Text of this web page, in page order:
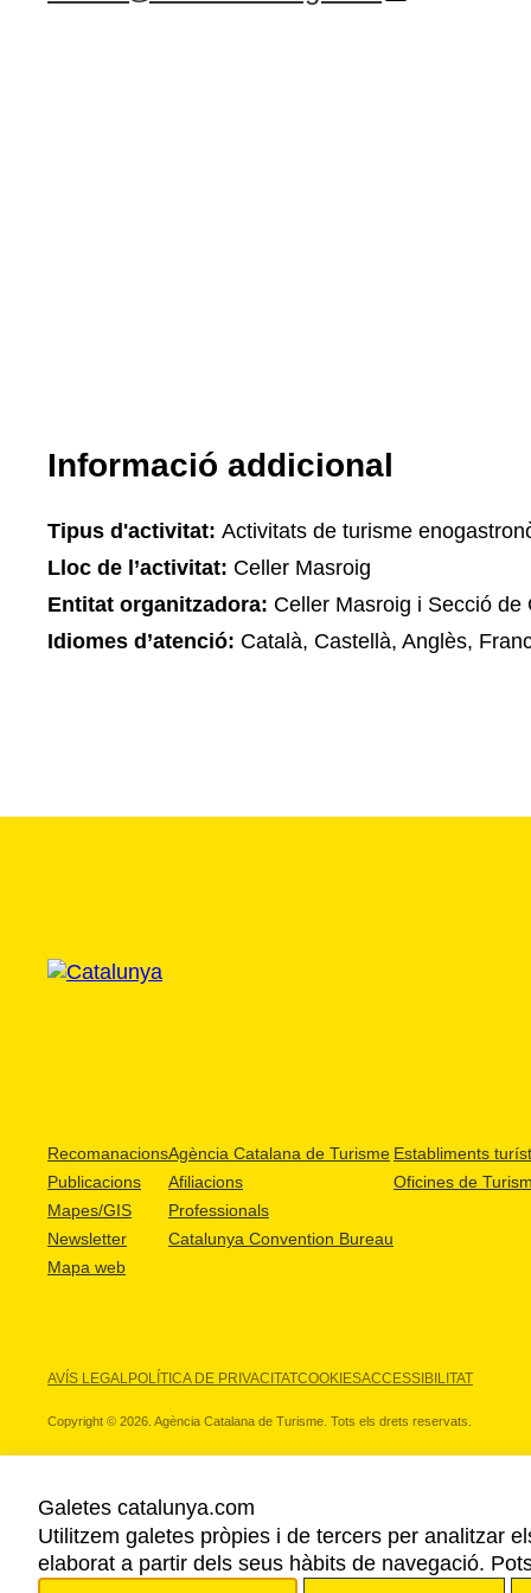
Informació addicional
Tipus d'activitat: Activitats de turisme
Lloc de l’activitat: Celler Masroig
Entitat organitzadora: Celler Masroig i Secció de
Idiomes d’atenció: Català, Castellà, Anglès,
Recomanacions
Publicacions
Mapes/GIS
Newsletter
Mapa web
Agència Catalana de Turisme
Afiliacions
Professionals
Catalunya Convention Bureau
Establiments
Oficines de
AVÍS LEGALPOLÍTICA DE PRIVACITATCOOKIESACCESSIBILITAT
Copyright © 2026. Agència Catalana de Turisme. Tots els drets reservats.
ELS NOSTRES PARTNERS
Galetes catalunya.com
Utilitzem galetes pròpies i de tercers per analitzar
elaborat a partir dels seus hàbits de navegació.